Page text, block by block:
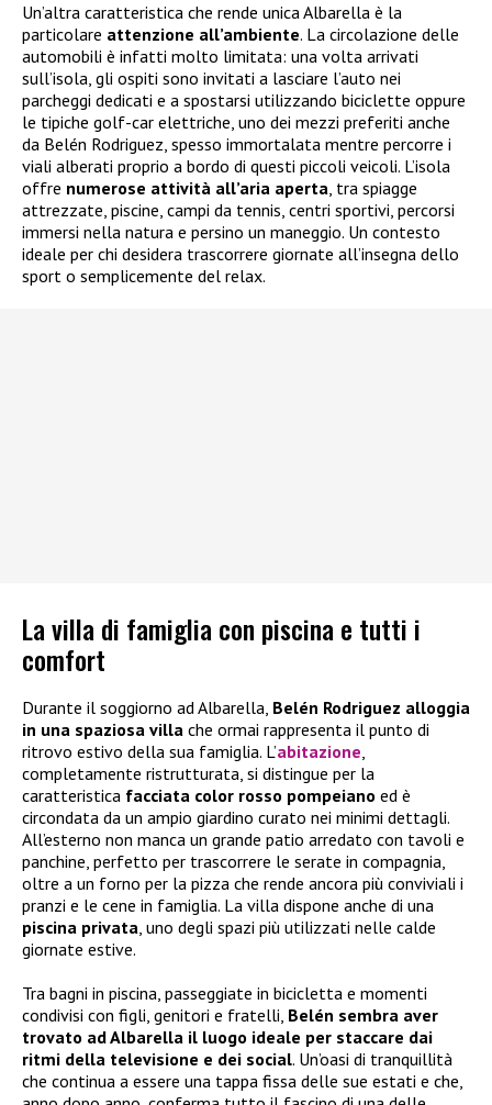
Un’altra caratteristica che rende unica Albarella è la
particolare attenzione all’ambiente. La circolazione delle
automobili è infatti molto limitata: una volta arrivati
sull’isola, gli ospiti sono invitati a lasciare l’auto nei
parcheggi dedicati e a spostarsi utilizzando biciclette oppure
le tipiche golf-car elettriche, uno dei mezzi preferiti anche
da Belén Rodriguez, spesso immortalata mentre percorre i
viali alberati proprio a bordo di questi piccoli veicoli. L’isola
offre numerose attività all’aria aperta, tra spiagge
attrezzate, piscine, campi da tennis, centri sportivi, percorsi
immersi nella natura e persino un maneggio. Un contesto
ideale per chi desidera trascorrere giornate all’insegna dello
sport o semplicemente del relax.
La villa di famiglia con piscina e tutti i
comfort
Durante il soggiorno ad Albarella, Belén Rodriguez alloggia
in una spaziosa villa che ormai rappresenta il punto di
ritrovo estivo della sua famiglia. L’abitazione
completamente ristrutturata, si distingue per la
caratteristica facciata color rosso pompeiano ed è
circondata da un ampio giardino curato nei minimi dettagli.
All’esterno non manca un grande patio arredato con tavoli e
panchine, perfetto per trascorrere le serate in compagnia,
oltre a un forno per la pizza che rende ancora più conviviali i
pranzi e le cene in famiglia. La villa dispone anche di una
piscina privata , uno degli spazi più utilizzati nelle calde
giornate estive.
Tra bagni in piscina, passeggiate in bicicletta e momenti
condivisi con figli, genitori e fratelli, Belén sembra aver
trovato ad Albarella il luogo ideale per staccare dai
ritmi della televisione e dei social. Un’oasi di tranquillità
che continua a essere una tappa fissa delle sue estati e che,